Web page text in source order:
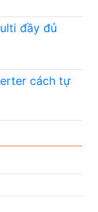
đầy đủ
cách tự